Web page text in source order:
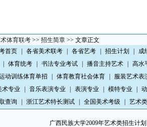
体育联考 >> 招生简章 >> 文章正文
首页 各省美术联考 各省艺考 招生计划 成
体育统考 书法专业考试 播音主持艺术 高水
动训练体育单招 体育教育社会体育 服装艺术表
术专业 音乐表演专业 表演专业 模特专业
查询 浙江艺术特长测试 全国美术考级 艺术
广西民族大学2009年艺术类招生计划